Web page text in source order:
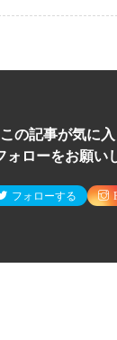
この記事が気に
ォローをお願い
フォローする